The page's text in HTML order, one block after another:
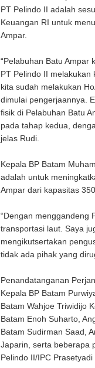
PT Pelindo II adalah
Keuangan RI untuk
Ampar.
“Pelabuhan Batu Ampar
PT Pelindo II
kita sudah melakukan
dimulai pengerjaannya.
fisik di Pelabuhan Batu
pada tahap kedua,
jelas Rudi.
Kepala BP Batam
adalah untuk
Ampar dari kapasitas
“Dengan menggandeng
transportasi laut. Saya
mengikutsertakan
tidak ada pihak yang
Penandatanganan
Kepala BP Batam
Batam Wahjoe Triwidijo
Batam Enoh Suharto,
Batam Sudirman Saad,
Japarin, serta beberapa
Pelindo II/IPC